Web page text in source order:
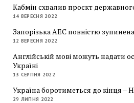
Кабмін схвалив проєкт
14 ВЕРЕСНЯ 2022
Запорізька АЕС повністю зупинена
12 ВЕРЕСНЯ 2022
Англійській мові можуть надати
Україні
13 СЕРПНЯ 2022
Україна боротиметься до кінця –
29 ЛИПНЯ 2022